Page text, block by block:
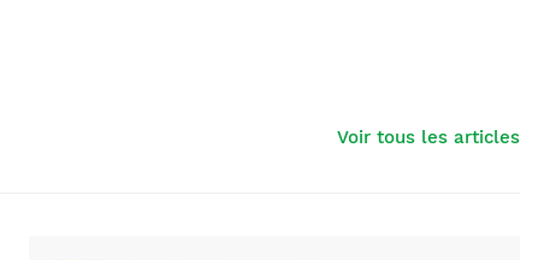
Voir tous les articles